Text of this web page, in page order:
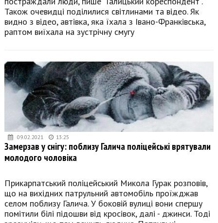
Також очевидці поділилися світлинами та відео. Як
видно з відео, автівка, яка їхала з Івано-Франківська,
раптом виїхала на зустрічну смугу
09.02.2021 13:25
Замерзав у снігу: поблизу Галича поліцейські врятували
молодого чоловіка
Прикарпатський поліцейський Микола Гурак розповів,
що на вихідних патрульний автомобіль проїжджав
селом поблизу Галича. У боковій вулиці вони спершу
помітили білі підошви від кросівок, далі - джинси. Тоді